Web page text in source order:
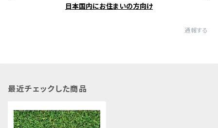
日本国内にお住まいの方向け
通報する
最近チェックした商品